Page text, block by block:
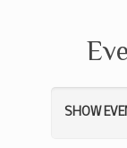
Events
SHOW